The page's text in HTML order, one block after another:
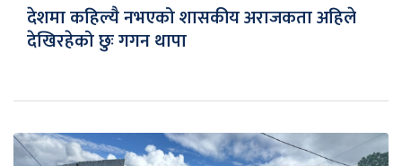
देशमा कहिल्यै नभएको शासकीय अराजकता अहिले
देखिरहेको छुः गगन थापा